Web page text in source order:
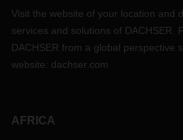
Visit the website of your location and
services and solutions of DACHSER.
DACHSER from a global perspective
website: dachser.com
AFRICA